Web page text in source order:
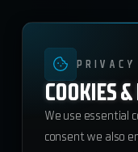
PRIVACY
COOKIES
We use essential
consent we also